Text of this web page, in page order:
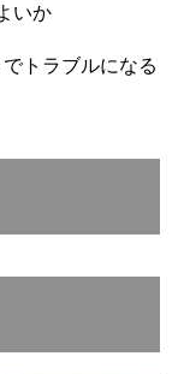
いか
トラブルになる